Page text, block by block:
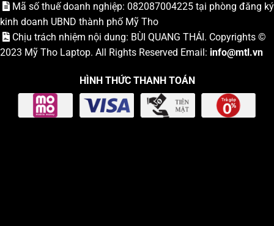
Mã số thuế doanh nghiệp: 082087004225 tại phòng đăng ký
kinh doanh UBND thành phố Mỹ Tho
Chịu trách nhiệm nội dung: BÙI QUANG THÁI. Copyrights ©
2023 Mỹ Tho Laptop. All Rights Reserved Email: info@mtl.vn
HÌNH THỨC THANH TOÁN